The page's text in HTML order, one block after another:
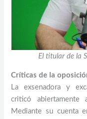
El titular de la
Críticas de la
La exsenadora y
criticó abiertamente
Mediante su cuenta